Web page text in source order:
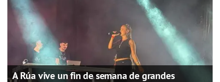
A Rúa vive un fin de semana de grandes